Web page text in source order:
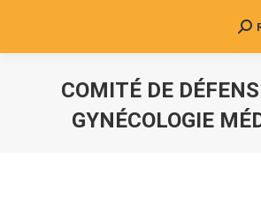
COMITÉ DE
GYNÉCOLOGIE